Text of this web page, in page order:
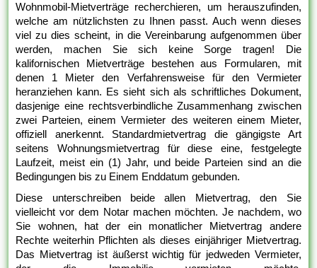
Wohnmobil-Mietverträge recherchieren, um herauszufinden,
welche am nützlichsten zu Ihnen passt. Auch wenn dieses
viel zu dies scheint, in die Vereinbarung aufgenommen über
werden, machen Sie sich keine Sorge tragen! Die
kalifornischen Mietverträge bestehen aus Formularen, mit
denen 1 Mieter den Verfahrensweise für den Vermieter
heranziehen kann. Es sieht sich als schriftliches Dokument,
dasjenige eine rechtsverbindliche Zusammenhang zwischen
zwei Parteien, einem Vermieter des weiteren einem Mieter,
offiziell anerkennt. Standardmietvertrag die gängigste Art
seitens Wohnungsmietvertrag für diese eine, festgelegte
Laufzeit, meist ein (1) Jahr, und beide Parteien sind an die
Bedingungen bis zu Einem Enddatum gebunden.
Diese unterschreiben beide allen Mietvertrag, den Sie
vielleicht vor dem Notar machen möchten. Je nachdem, wo
Sie wohnen, hat der ein monatlicher Mietvertrag andere
Rechte weiterhin Pflichten als dieses einjähriger Mietvertrag.
Das Mietvertrag ist äußerst wichtig für jedweden Vermieter,